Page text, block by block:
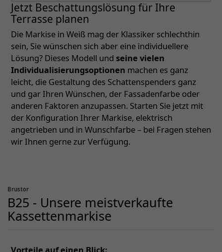
Jetzt Beschattungslösung für Ihre
Terrasse planen
Die Markise in Weiß mag der Klassiker schlechthin
sein, Sie wünschen sich aber eine individuellere
Lösung? Dieses Modell und seine vielen
Individualisierungsoptionen machen es ganz
leicht, die Gestaltung des Schattenspenders ganz
und gar Ihren Wünschen, der Fassadenfarbe oder
anderen Faktoren anzupassen. Starten Sie jetzt mit
der Konfiguration Ihrer Markise, elektrisch
angetrieben und in Wunschfarbe – bei Fragen stehen
wir Ihnen gerne zur Verfügung.
Brustor
B25 - Unsere meistverkaufte
Kassettenmarkise